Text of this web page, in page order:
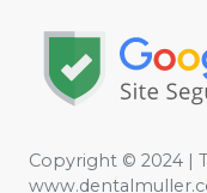
Copyright © 2024 |